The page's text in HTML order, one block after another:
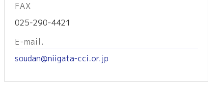
FAX
025-290-4421
E-mail.
soudan@niigata-cci.or.jp